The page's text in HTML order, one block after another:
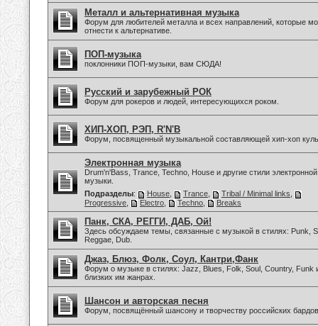
Металл и альтернативная музыка
Форум для любителей металла и всех направлений, которые
отнести к альтернативе.
ПОП-музыка
поклонники ПОП-музыки, вам СЮДА!
Русский и зарубежный РОК
Форум для рокеров и людей, интересующихся роком.
ХИП-ХОП, РЭП, R'N'B
Форум, посвященный музыкальной составляющей хип-хоп
Электронная музыка
Drum'n'Bass, Trance, Techno, House и другие стили электронной
музыки.
Подразделы: House Trance Tribal / Minimal links
Progressive
Electro Techno Breaks
Панк, СКА, РЕГГИ, ДАБ, Ой!
Здесь обсуждаем темы, связанные с музыкой в стилях: Punk,
Reggae, Dub.
Джаз, Блюз, Фолк, Соул, Кантри,Фанк
Форум о музыке в стилях: Jazz, Blues, Folk, Soul, Country, Funk
близких им жанрах.
Шансон и авторская песня
Форум, посвящённый шансону и творчеству российских